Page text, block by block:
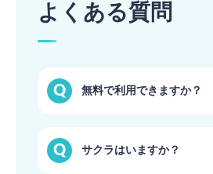
よくある質問
無料で利用できますか？
に制限有り）
サクラはいますか？